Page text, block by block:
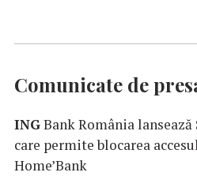
Comunicate de
INGBank România
care permite blocarea
Home’Bank